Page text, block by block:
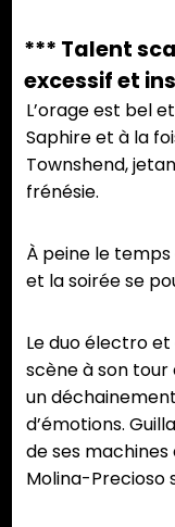
*** Talent
excessif et
L’orage est bel
Saphire et à la
Townshend,
frénésie.
À peine le
et la soirée se
Le duo électro
scène à son
un
d’émotions.
de ses
Molina-Precioso